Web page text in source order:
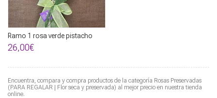
Encuentra, compara y compra productos de la categoría Rosas Preservadas
(PARA REGALAR | Flor seca y preservada) al mejor precio en nuestra tienda
online.
Ramo 1 rosa verde pistacho
26,00€